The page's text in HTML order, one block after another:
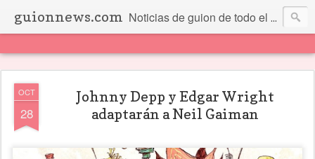
guionnews.com Noticias de guion de todo el mundo... Y más.
OCT
28
Johnny Depp y Edgar Wright
adaptarán a Neil Gaiman